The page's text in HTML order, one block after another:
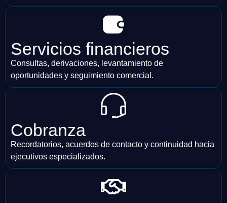
Servicios financieros
Consultas, derivaciones, levantamiento de
oportunidades y seguimiento comercial.
Cobranza
Recordatorios, acuerdos de contacto y continuidad hacia
ejecutivos especializados.